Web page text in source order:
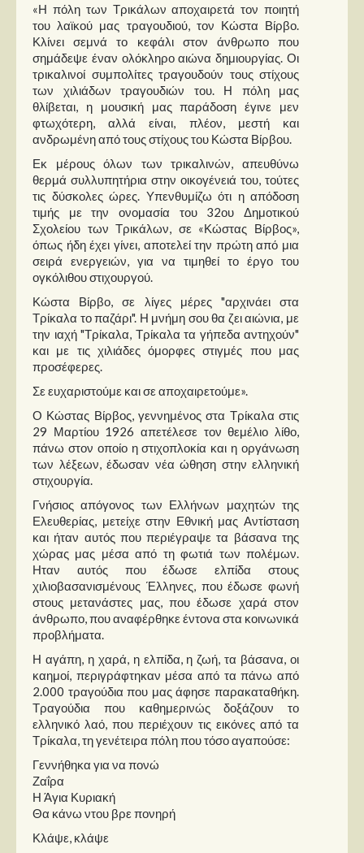
«Η πόλη των Τρικάλων αποχαιρετά τον ποιητή
του λαϊκού μας τραγουδιού, τον Κώστα Βίρβο.
Κλίνει σεμνά το κεφάλι στον άνθρωπο που
σημάδεψε έναν ολόκληρο αιώνα δημιουργίας. Οι
τρικαλινοί συμπολίτες τραγουδούν τους στίχους
των χιλιάδων τραγουδιών του. Η πόλη μας
θλίβεται, η μουσική μας παράδοση έγινε μεν
φτωχότερη, αλλά είναι, πλέον, μεστή και
ανδρωμένη από τους στίχους του Κώστα Βίρβου.
Εκ μέρους όλων των τρικαλινών, απευθύνω
θερμά συλλυπητήρια στην οικογένειά του, τούτες
τις δύσκολες ώρες. Υπενθυμίζω ότι η απόδοση
τιμής με την ονομασία του 32ου Δημοτικού
Σχολείου των Τρικάλων, σε «Κώστας Βίρβος»,
όπως ήδη έχει γίνει, αποτελεί την πρώτη από μια
σειρά ενεργειών, για να τιμηθεί το έργο του
ογκόλιθου στιχουργού.
Κώστα Βίρβο, σε λίγες μέρες "αρχινάει στα
Τρίκαλα το παζάρι". Η μνήμη σου θα ζει αιώνια, με
την ιαχή "Τρίκαλα, Τρίκαλα τα γήπεδα αντηχούν"
και με τις χιλιάδες όμορφες στιγμές που μας
προσέφερες.
Σε ευχαριστούμε και σε αποχαιρετούμε».
Ο Κώστας Βίρβος, γεννημένος στα Τρίκαλα στις
29 Μαρτίου 1926 απετέλεσε τον θεμέλιο λίθο,
πάνω στον οποίο η στιχοπλοκία και η οργάνωση
των λέξεων, έδωσαν νέα ώθηση στην ελληνική
στιχουργία.
Γνήσιος απόγονος των Ελλήνων μαχητών της
Ελευθερίας, μετείχε στην Εθνική μας Αντίσταση
και ήταν αυτός που περιέγραψε τα βάσανα της
χώρας μας μέσα από τη φωτιά των πολέμων.
Ηταν αυτός που έδωσε ελπίδα στους
χιλιοβασανισμένους Έλληνες, που έδωσε φωνή
στους μετανάστες μας, που έδωσε χαρά στον
άνθρωπο, που αναφέρθηκε έντονα στα κοινωνικά
προβλήματα.
Η αγάπη, η χαρά, η ελπίδα, η ζωή, τα βάσανα, οι
καημοί, περιγράφτηκαν μέσα από τα πάνω από
2.000 τραγούδια που μας άφησε παρακαταθήκη.
Τραγούδια που καθημερινώς δοξάζουν το
ελληνικό λαό, που περιέχουν τις εικόνες από τα
Τρίκαλα, τη γενέτειρα πόλη που τόσο αγαπούσε:
Γεννήθηκα για να πονώ
Ζαΐρα
Η Άγια Κυριακή
Θα κάνω ντου βρε πονηρή
Κλάψε, κλάψε